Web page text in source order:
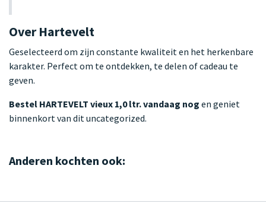
Over Hartevelt
Geselecteerd om zijn constante kwaliteit en het herkenbare
karakter. Perfect om te ontdekken, te delen of cadeau te
geven.
Bestel HARTEVELT vieux 1,0 ltr. vandaag nog en geniet
binnenkort van dit uncategorized.
Anderen kochten ook: